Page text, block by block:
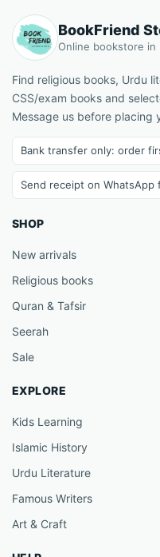
BookFriend
Online bookstore in
Find religious books, Urdu
CSS/exam books and
Message us before placing
Bank transfer only: order
Send receipt on
SHOP
New arrivals
Religious books
Quran & Tafsir
Seerah
Sale
EXPLORE
Kids Learning
Islamic History
Urdu Literature
Famous Writers
Art & Craft